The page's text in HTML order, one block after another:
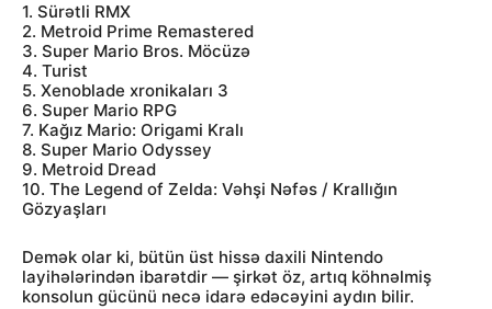
1. Sürətli RMX
2. Metroid Prime Remastered
3. Super Mario Bros. Möcüzə
4. Turist
5. Xenoblade xronikaları 3
6. Super Mario RPG
7. Kağız Mario: Origami Kralı
8. Super Mario Odyssey
9. Metroid Dread
10. The Legend of Zelda: Vəhşi Nəfəs / Krallığın
Gözyaşları
Demək olar ki, bütün üst hissə daxili Nintendo
layihələrindən ibarətdir — şirkət öz, artıq köhnəlmiş
konsolun gücünü necə idarə edəcəyini aydın bilir.